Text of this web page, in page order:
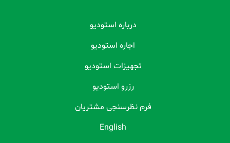
درباره استودیو
اجاره استودیو
تجهیزات استودیو
رزرو استودیو
فرم نظرسنجی مشتریان
English